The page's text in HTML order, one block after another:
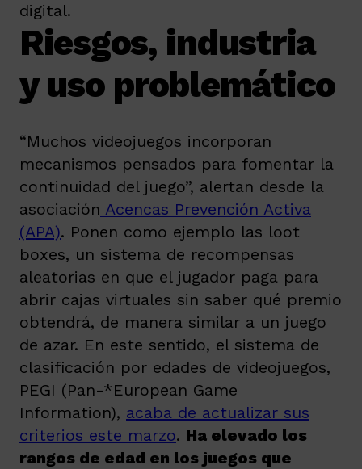
digital.
Riesgos, industria
y uso problemático
“Muchos videojuegos incorporan
mecanismos pensados para fomentar la
continuidad del juego”, alertan desde la
asociación Acencas Prevención Activa
(APA). Ponen como ejemplo las loot
boxes, un sistema de recompensas
aleatorias en que el jugador paga para
abrir cajas virtuales sin saber qué premio
obtendrá, de manera similar a un juego
de azar. En este sentido, el sistema de
clasificación por edades de videojuegos,
PEGI (Pan-*European Game
Information), acaba de actualizar sus
criterios este marzo. Ha elevado los
rangos de edad en los juegos que